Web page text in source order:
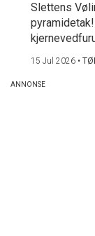
Slettens
15 Jul 2026 •